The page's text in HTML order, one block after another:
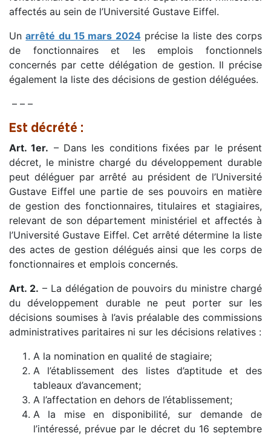
affectés au sein de l’Université Gustave Eiffel.
Unarrêté du 15 mars 2024précise la liste des corps
de fonctionnaires et les emplois fonctionnels
concernés par cette délégation de gestion. Il précise
également la liste des décisions de gestion déléguées.
– – –
Est décrété :
Art. 1er. – Dans les conditions fixées par le présent
décret, le ministre chargé du développement durable
peut déléguer par arrêté au président de l’Université
Gustave Eiffel une partie de ses pouvoirs en matière
de gestion des fonctionnaires, titulaires et stagiaires,
relevant de son département ministériel et affectés à
l’Université Gustave Eiffel. Cet arrêté détermine la liste
des actes de gestion délégués ainsi que les corps de
fonctionnaires et emplois concernés.
Art. 2. – La délégation de pouvoirs du ministre chargé
du développement durable ne peut porter sur les
décisions soumises à l’avis préalable des commissions
administratives paritaires ni sur les décisions relatives :
A la nomination en qualité de stagiaire;
A l’établissement des listes d’aptitude et des
tableaux d’avancement;
A l’affectation en dehors de l’établissement;
A la mise en disponibilité, sur demande de
l’intéressé, prévue par le décret du 16 septembre